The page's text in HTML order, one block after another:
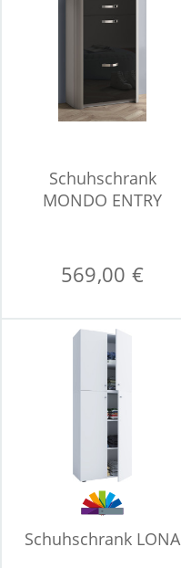
Schuhschrank
MONDO ENTRY
569,00 €
Schuhschrank LONA